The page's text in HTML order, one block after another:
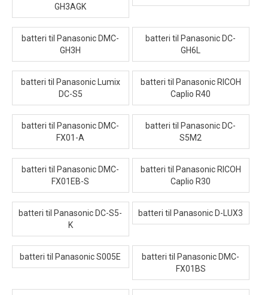
GH3AGK
batteri til Panasonic DMC-
GH3H
batteri til Panasonic DC-
GH6L
batteri til Panasonic Lumix
DC-S5
batteri til Panasonic RICOH
Caplio R40
batteri til Panasonic DMC-
FX01-A
batteri til Panasonic DC-
S5M2
batteri til Panasonic DMC-
FX01EB-S
batteri til Panasonic RICOH
Caplio R30
batteri til Panasonic DC-S5-
K
batteri til Panasonic D-LUX3
batteri til Panasonic S005E
batteri til Panasonic DMC-
FX01BS